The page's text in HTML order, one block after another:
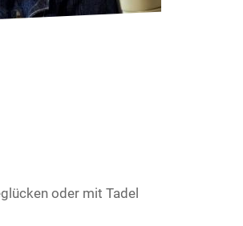
oder mit Tadel